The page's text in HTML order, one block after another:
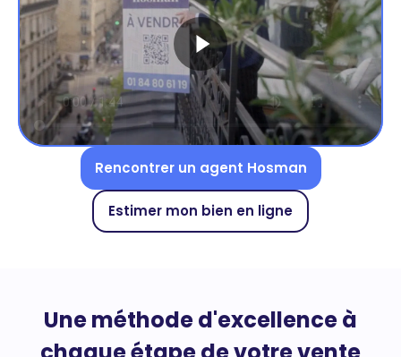
Rencontrer un agent Hosman
Estimer mon bien en ligne
Une méthode d'excellence à